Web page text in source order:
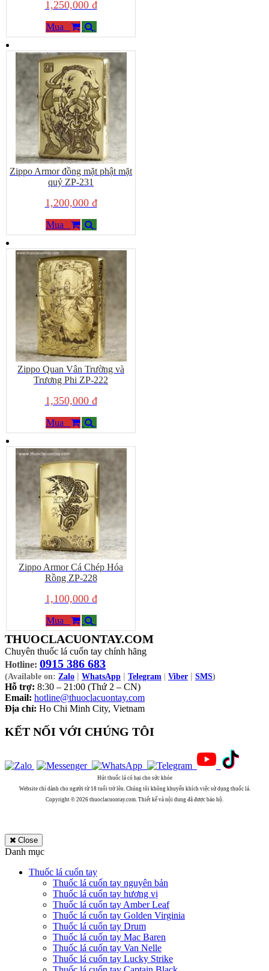
1,250,000 đ
Mua
Zippo Armor đồng mặt phật mặt
quỷ ZP-231
1,200,000 đ
Mua
Zippo Quan Vân Trường và
Trương Phi ZP-222
1,350,000 đ
Mua
Zippo Armor Cá Chép Hóa
Rồng ZP-228
1,100,000 đ
Mua
THUOCLACUONTAY.COM
Chuyên thuốc lá cuốn tay chính hãng
Hotline: 0915 386 683
(Available on: Zalo | WhatsApp | Telegram Viber | SMS)
Hỗ trợ: 8:30 – 21:00 (Thứ 2 – CN)
Email: hotline@thuoclacuontay.com
Địa chỉ: Ho Chi Minh City, Vietnam
KẾT NỐI VỚI CHÚNG TÔI
Hút thuốc lá có hại cho sức khỏe
Website chỉ dành cho người từ 18 tuổi trở lên. Chúng tôi không khuyến khích việc sử dụng thuốc lá.
Copyright © 2026 thuoclacuontay.com. Thiết kế và nội dung đã được bảo hộ.
Close
Thuốc lá cuốn tay
Thuốc lá cuốn tay nguyên bản
Thuốc lá cuốn tay hương vị
Thuốc lá cuốn tay Amber Leaf
Thuốc lá cuốn tay Golden Virginia
Thuốc lá cuốn tay Drum
Thuốc lá cuốn tay Mac Baren
Thuốc lá cuốn tay Van Nelle